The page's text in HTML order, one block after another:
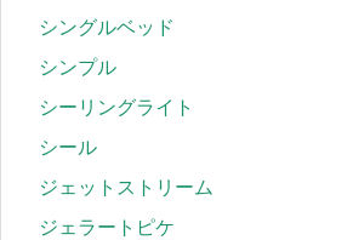
シングルベッド
シンプル
シーリングライト
シール
ジェットストリーム
ジェラートピケ